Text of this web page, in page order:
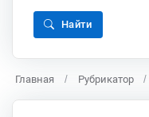
Найти
Главная Рубрикатор